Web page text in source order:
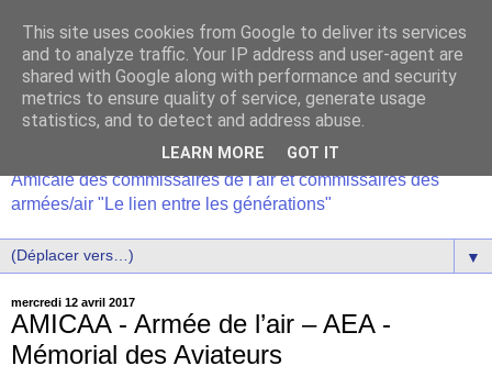
Amicale des commissaires de l'air et commissaires des
armées/air "Le lien entre les générations"
▼
mercredi 12 avril 2017
AMICAA - Armée de l’air – AEA -
Mémorial des Aviateurs
This site uses cookies from Google to deliver its services
and to analyze traffic. Your IP address and user-agent are
shared with Google along with performance and security
metrics to ensure quality of service, generate usage
statistics, and to detect and address abuse.
LEARN MORE GOT IT